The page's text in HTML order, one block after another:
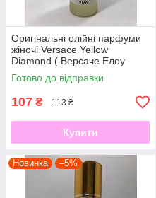
Оригінальні олійні парфуми
жіночі Versace Yellow
Diamond ( Версаче Елоу
Діамонд) 9 мл
Готово до відправки
107 ₴ 113 ₴
Купити
Новинка –5%